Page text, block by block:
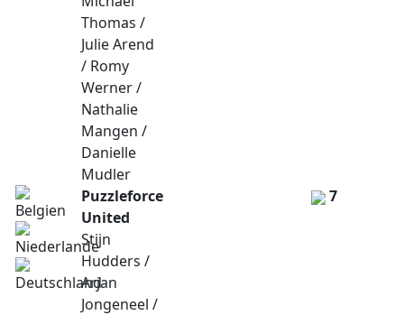
Thomas /
Julie Arend
/ Romy
Werner /
Nathalie
Mangen /
Danielle
Mudler
Puzzleforce
United
Stijn
Hudders /
Arjan
Jongeneel /
7